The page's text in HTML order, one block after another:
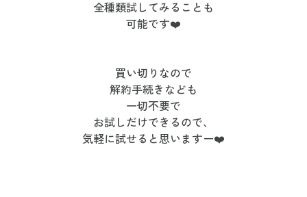
全種類試してみることも
可能です❤️
買い切りなので
解約手続きなども
一切不要で
お試しだけできるので、
気軽に試せると思いますー❤️